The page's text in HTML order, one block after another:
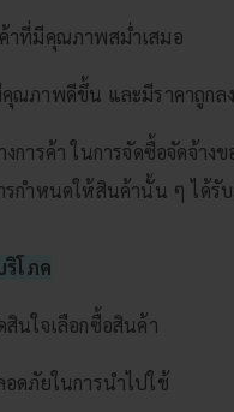
าที่มีคุณภาพสม่ำเสมอ
ณภาพดีขึ้น และมีราคาถูกลง
งการค้า ในการจัดซื้อจัดจ้าง
รกําหนดให้สินค้านั้น ๆ ได้รั
โภค
สินใจเลือกซื้อสินค้า
อดภัยในการนำไปใช้